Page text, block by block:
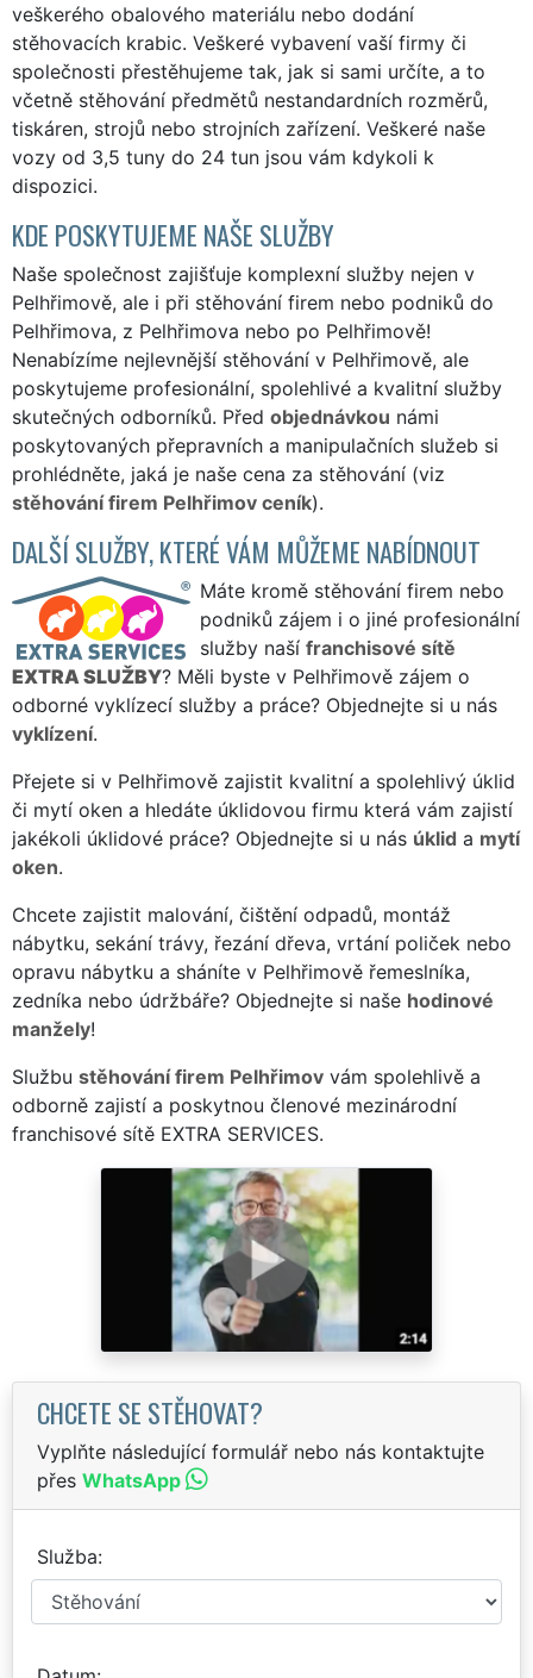
veškerého obalového materiálu nebo dodání
stěhovacích krabic. Veškeré vybavení vaší firmy či
společnosti přestěhujeme tak, jak si sami určíte, a to
včetně stěhování předmětů nestandardních rozměrů,
tiskáren, strojů nebo strojních zařízení. Veškeré naše
vozy od 3,5 tuny do 24 tun jsou vám kdykoli k
dispozici.
KDE POSKYTUJEME NAŠE SLUŽBY
Naše společnost zajišťuje komplexní služby nejen v
Pelhřimově, ale i při stěhování firem nebo podniků do
Pelhřimova, z Pelhřimova nebo po Pelhřimově!
Nenabízíme nejlevnější stěhování v Pelhřimově, ale
poskytujeme profesionální, spolehlivé a kvalitní služby
skutečných odborníků. Před objednávkou námi
poskytovaných přepravních a manipulačních služeb si
prohlédněte, jaká je naše cena za stěhování (viz
stěhování firem Pelhřimov ceník).
DALŠÍ SLUŽBY, KTERÉ VÁM MŮŽEME NABÍDNOUT
Máte kromě stěhování firem nebo
podniků zájem i o jiné profesionální
služby naší franchisové sítě
EXTRA SLUŽBY? Měli byste v Pelhřimově zájem o
odborné vyklízecí služby a práce? Objednejte si u nás
vyklízení.
Přejete si v Pelhřimově zajistit kvalitní a spolehlivý úklid
či mytí oken a hledáte úklidovou firmu která vám zajistí
jakékoli úklidové práce? Objednejte si u nás úklid a mytí
oken.
Chcete zajistit malování, čištění odpadů, montáž
nábytku, sekání trávy, řezání dřeva, vrtání poliček nebo
opravu nábytku a sháníte v Pelhřimově řemeslníka,
zedníka nebo údržbáře? Objednejte si naše hodinové
manžely!
Službu stěhování firem Pelhřimov vám spolehlivě a
odborně zajistí a poskytnou členové mezinárodní
franchisové sítě EXTRA SERVICES.
CHCETE SE STĚHOVAT?
Vyplňte následující formulář nebo nás kontaktujte
přes WhatsApp
Služba